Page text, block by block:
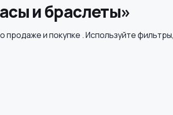
и браслеты»
и покупке . Используйте